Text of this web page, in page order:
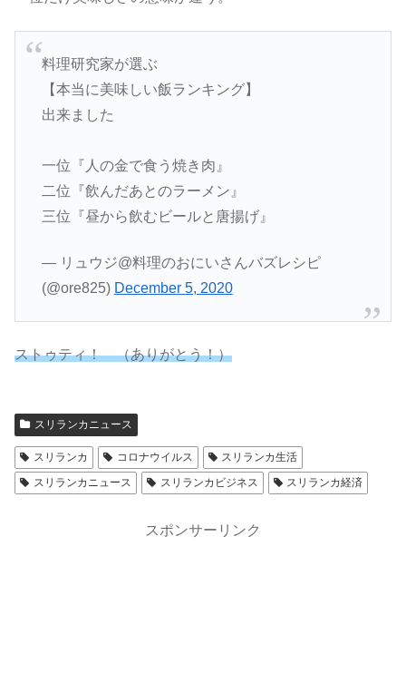
料理研究家が選ぶ
【本当に美味しい飯ランキング】
出来ました
一位『人の金で食う焼き肉』
二位『飲んだあとのラーメン』
三位『昼から飲むビールと唐揚げ』
— リュウジ@料理のおにいさんバズレシピ
(@ore825) December 5, 2020
ストゥティ！ （ありがとう！）
スリランカニュース
スリランカ コロナウイルス
スリランカ生活
スリランカニュース
スリランカビジネス スリランカ経済
スポンサーリンク